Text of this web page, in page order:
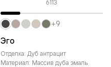
6113
Эго
Отделка: Дуб антрацит
Материал: Массив дуба эмаль
+9